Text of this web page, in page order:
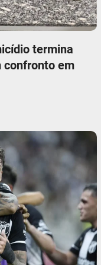
termina
confronto em